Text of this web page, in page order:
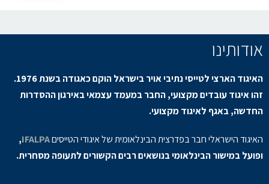
אודותינו
האיגוד הארצי לטייסי נתיבי אויר בישראל הוקם כאגודה בשנת 1976.
זהו איגוד עובדים מקצועי, החבר במעמד עצמאי באירגון ההסדרות
החדשה, באגף לאיגוד מקצועי.
האיגוד הישראלי חבר בפדרצית הבינלאומית של איגודי הטייסיםIFALPA
,
ופועל במישור הבינלאומי בנושאים רבים הקשורים לתעופה מסחרית.